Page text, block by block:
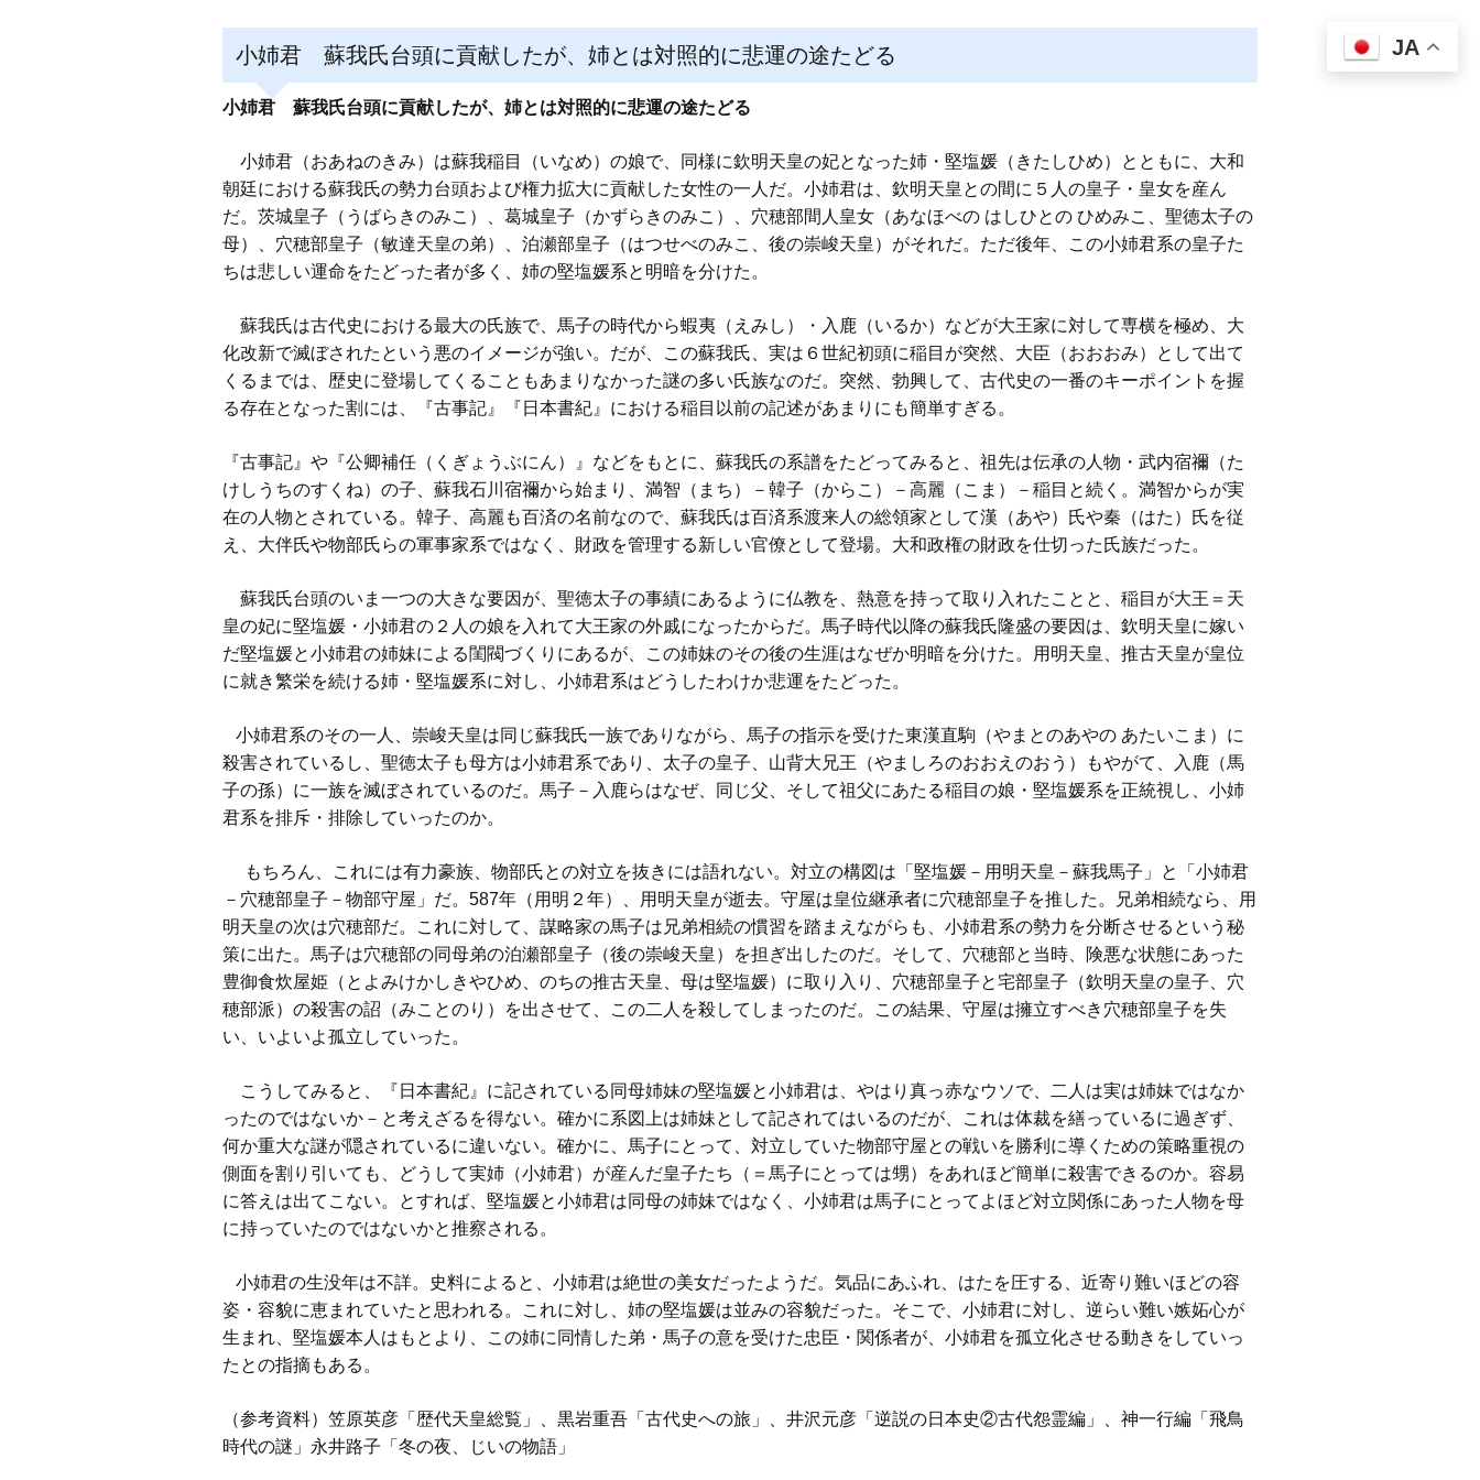
小姉君 蘇我氏台頭に貢献したが、姉とは対照的に悲運の途たどる
小姉君 蘇我氏台頭に貢献したが、姉とは対照的に悲運の途たどる
小姉君（おあねのきみ）は蘇我稲目（いなめ）の娘で、同様に欽明天皇の妃となった姉・堅塩媛（きたしひめ）とともに、大和
朝廷における蘇我氏の勢力台頭および権力拡大に貢献した女性の一人だ。小姉君は、欽明天皇との間に５人の皇子・皇女を産ん
だ。茨城皇子（うばらきのみこ）、葛城皇子（かずらきのみこ）、穴穂部間人皇女（あなほべの はしひとの ひめみこ、聖徳太子の
母）、穴穂部皇子（敏達天皇の弟）、泊瀬部皇子（はつせべのみこ、後の崇峻天皇）がそれだ。ただ後年、この小姉君系の皇子た
ちは悲しい運命をたどった者が多く、姉の堅塩媛系と明暗を分けた。
蘇我氏は古代史における最大の氏族で、馬子の時代から蝦夷（えみし）・入鹿（いるか）などが大王家に対して専横を極め、大
化改新で滅ぼされたという悪のイメージが強い。だが、この蘇我氏、実は６世紀初頭に稲目が突然、大臣（おおおみ）として出て
くるまでは、歴史に登場してくることもあまりなかった謎の多い氏族なのだ。突然、勃興して、古代史の一番のキーポイントを握
る存在となった割には、『古事記』『日本書紀』における稲目以前の記述があまりにも簡単すぎる。
『古事記』や『公卿補任（くぎょうぶにん）』などをもとに、蘇我氏の系譜をたどってみると、祖先は伝承の人物・武内宿禰（た
けしうちのすくね）の子、蘇我石川宿禰から始まり、満智（まち）－韓子（からこ）－高麗（こま）－稲目と続く。満智からが実
在の人物とされている。韓子、高麗も百済の名前なので、蘇我氏は百済系渡来人の総領家として漢（あや）氏や秦（はた）氏を従
え、大伴氏や物部氏らの軍事家系ではなく、財政を管理する新しい官僚として登場。大和政権の財政を仕切った氏族だった。
蘇我氏台頭のいま一つの大きな要因が、聖徳太子の事績にあるように仏教を、熱意を持って取り入れたことと、稲目が大王＝天
皇の妃に堅塩媛・小姉君の２人の娘を入れて大王家の外戚になったからだ。馬子時代以降の蘇我氏隆盛の要因は、欽明天皇に嫁い
だ堅塩媛と小姉君の姉妹による閨閥づくりにあるが、この姉妹のその後の生涯はなぜか明暗を分けた。用明天皇、推古天皇が皇位
に就き繁栄を続ける姉・堅塩媛系に対し、小姉君系はどうしたわけか悲運をたどった。
小姉君系のその一人、崇峻天皇は同じ蘇我氏一族でありながら、馬子の指示を受けた東漢直駒（やまとのあやの あたいこま）に
殺害されているし、聖徳太子も母方は小姉君系であり、太子の皇子、山背大兄王（やましろのおおえのおう）もやがて、入鹿（馬
子の孫）に一族を滅ぼされているのだ。馬子－入鹿らはなぜ、同じ父、そして祖父にあたる稲目の娘・堅塩媛系を正統視し、小姉
君系を排斥・排除していったのか。
もちろん、これには有力豪族、物部氏との対立を抜きには語れない。対立の構図は「堅塩媛－用明天皇－蘇我馬子」と「小姉君
－穴穂部皇子－物部守屋」だ。587年（用明２年）、用明天皇が逝去。守屋は皇位継承者に穴穂部皇子を推した。兄弟相続なら、用
明天皇の次は穴穂部だ。これに対して、謀略家の馬子は兄弟相続の慣習を踏まえながらも、小姉君系の勢力を分断させるという秘
策に出た。馬子は穴穂部の同母弟の泊瀬部皇子（後の崇峻天皇）を担ぎ出したのだ。そして、穴穂部と当時、険悪な状態にあった
豊御食炊屋姫（とよみけかしきやひめ、のちの推古天皇、母は堅塩媛）に取り入り、穴穂部皇子と宅部皇子（欽明天皇の皇子、穴
穂部派）の殺害の詔（みことのり）を出させて、この二人を殺してしまったのだ。この結果、守屋は擁立すべき穴穂部皇子を失
い、いよいよ孤立していった。
こうしてみると、『日本書紀』に記されている同母姉妹の堅塩媛と小姉君は、やはり真っ赤なウソで、二人は実は姉妹ではなか
ったのではないか－と考えざるを得ない。確かに系図上は姉妹として記されてはいるのだが、これは体裁を繕っているに過ぎず、
何か重大な謎が隠されているに違いない。確かに、馬子にとって、対立していた物部守屋との戦いを勝利に導くための策略重視の
側面を割り引いても、どうして実姉（小姉君）が産んだ皇子たち（＝馬子にとっては甥）をあれほど簡単に殺害できるのか。容易
に答えは出てこない。とすれば、堅塩媛と小姉君は同母の姉妹ではなく、小姉君は馬子にとってよほど対立関係にあった人物を母
に持っていたのではないかと推察される。
小姉君の生没年は不詳。史料によると、小姉君は絶世の美女だったようだ。気品にあふれ、はたを圧する、近寄り難いほどの容
姿・容貌に恵まれていたと思われる。これに対し、姉の堅塩媛は並みの容貌だった。そこで、小姉君に対し、逆らい難い嫉妬心が
生まれ、堅塩媛本人はもとより、この姉に同情した弟・馬子の意を受けた忠臣・関係者が、小姉君を孤立化させる動きをしていっ
たとの指摘もある。
（参考資料）笠原英彦「歴代天皇総覧」、黒岩重吾「古代史への旅」、井沢元彦「逆説の日本史②古代怨霊編」、神一行編「飛鳥
時代の謎」永井路子「冬の夜、じいの物語」
JA